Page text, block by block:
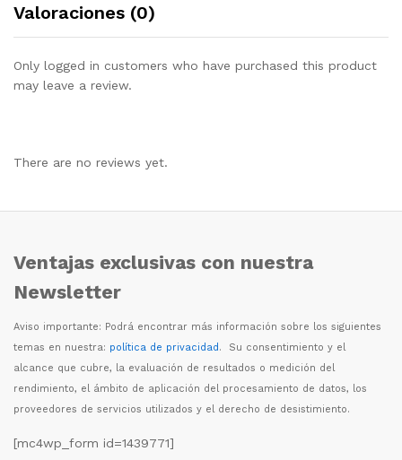
Valoraciones (0)
Only logged in customers who have purchased this product
may leave a review.
There are no reviews yet.
Ventajas exclusivas con nuestra
Newsletter
Aviso importante: Podrá encontrar más información sobre los siguientes
temas en nuestra: política de privacidad. Su consentimiento y el
alcance que cubre, la evaluación de resultados o medición del
rendimiento, el ámbito de aplicación del procesamiento de datos, los
proveedores de servicios utilizados y el derecho de desistimiento.
[mc4wp_form id=1439771]